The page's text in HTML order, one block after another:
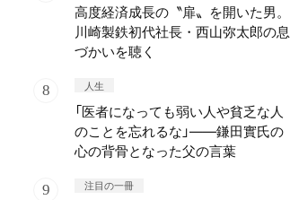
高度経済成長の〝扉〟を開いた男。
川崎製鉄初代社長・西山弥太郎の息
づかいを聴く
人生
「医者になっても弱い人や貧乏な人
のことを忘れるな」——鎌田實氏の
心の背骨となった父の言葉
注目の一冊